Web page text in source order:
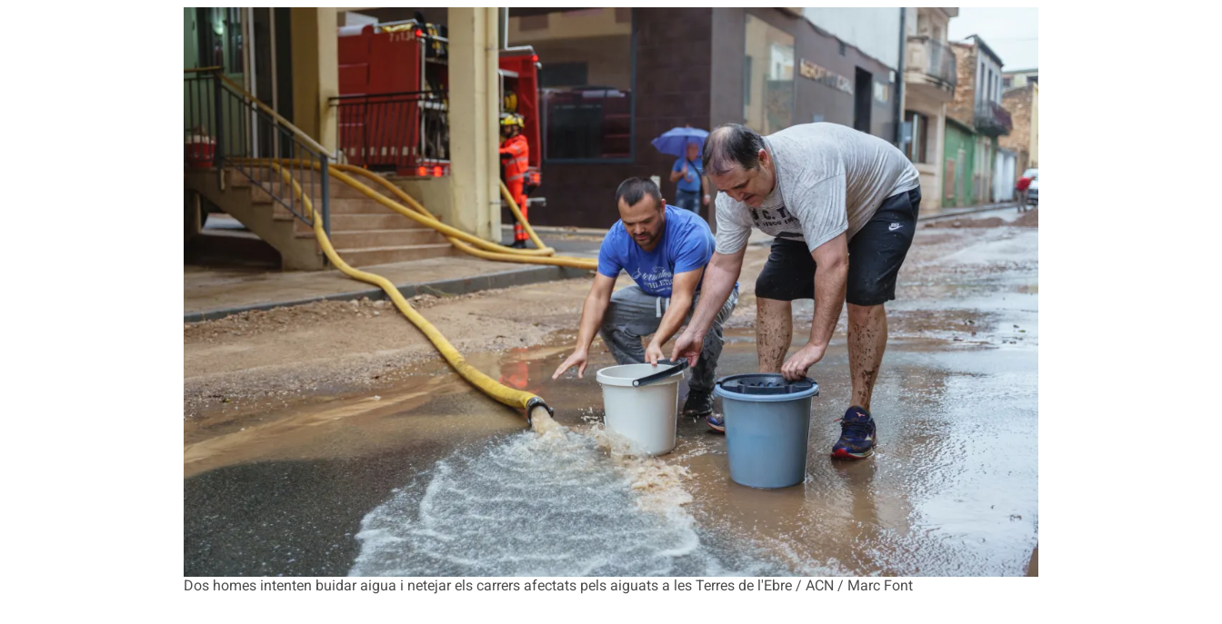
Dos homes intenten buidar aigua i netejar els carrers afectats pels aiguats a les Terres de l'Ebre / ACN / Marc Font